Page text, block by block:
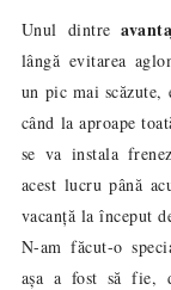
Unul dintre
lângă evitarea
un pic mai scăzute,
când la aproape
se va instala
acest lucru până
vacanță la început
N-am făcut-o
așa a fost să fie,